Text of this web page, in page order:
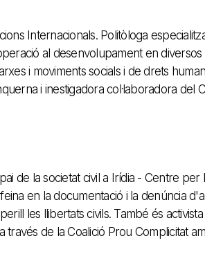
Internacionals. Politòloga
al desenvolupament en
i moviments socials i de drets
i inestigadora col·laboradora del
de la societat civil a Irídia - Centre per
en la documentació i la denúncia
les llibertats civils. També és
través de la Coalició Prou Complicitat